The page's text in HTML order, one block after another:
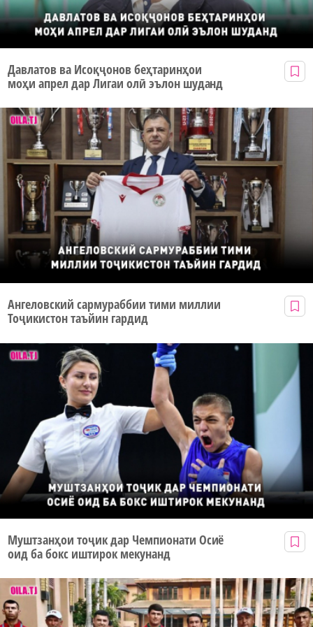
Давлатов ва Исоқҷонов беҳтаринҳои
моҳи апрел дар Лигаи олӣ эълон шуданд
Ангеловский сармураббии тими миллии
Тоҷикистон таъйин гардид
Муштзанҳои тоҷик дар Чемпионати Осиё
оид ба бокс иштирок мекунанд